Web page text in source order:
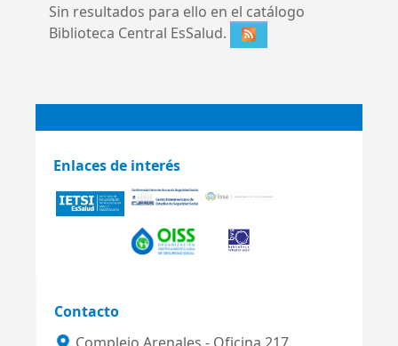
Sin resultados para ello en el catálogo
Biblioteca Central EsSalud.
Enlaces de interés
Contacto